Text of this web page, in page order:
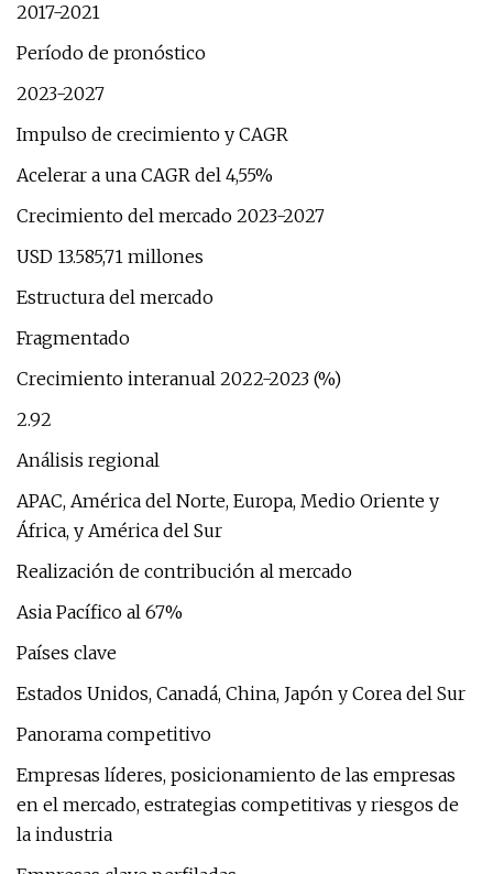
2017-2021
Período de pronóstico
2023-2027
Impulso de crecimiento y CAGR
Acelerar a una CAGR del 4,55%
Crecimiento del mercado 2023-2027
USD 13.585,71 millones
Estructura del mercado
Fragmentado
Crecimiento interanual 2022-2023 (%)
2.92
Análisis regional
APAC, América del Norte, Europa, Medio Oriente y
África, y América del Sur
Realización de contribución al mercado
Asia Pacífico al 67%
Países clave
Estados Unidos, Canadá, China, Japón y Corea del Sur
Panorama competitivo
Empresas líderes, posicionamiento de las empresas
en el mercado, estrategias competitivas y riesgos de
la industria